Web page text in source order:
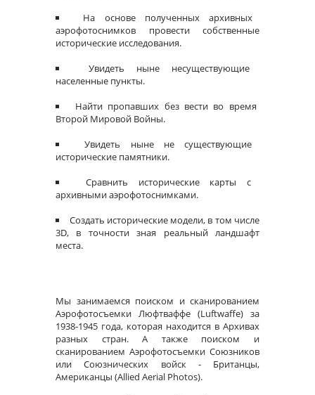
На основе полученных архивных
аэрофотоснимков провести собственные
исторические исследования.
Увидеть ныне несуществующие
населенные пункты.
Найти пропавших без вести во время
Второй Мировой Войны.
Увидеть ныне не существующие
исторические памятники.
Сравнить исторические карты с
архивными аэрофотоснимками.
Создать исторические модели, в том числе
3D, в точности зная реальный ландшафт
места.
Мы занимаемся поиском и сканированием
Аэрофотосъемки Люфтваффе (Luftwaffe) за
1938-1945 года, которая находится в Архивах
разных стран. А также поиском и
сканированием Аэрофотосъемки Союзников
или Союзнических войск - Британцы,
Американцы (Allied Aerial Photos).